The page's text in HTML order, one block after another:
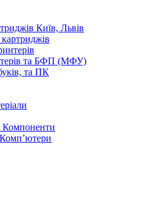
Київ, Львів
та БФП (МФУ)
та ПК
Компоненти